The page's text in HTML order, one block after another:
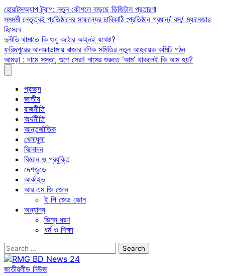
Skip
to
content
হোয়াটসঅ্যাপ ট্র্যাপ: নতুন কৌশলে বাড়ছে ডিজিটাল প্রতারণা
সমমর্মী নেতৃত্বই প্রতিষ্ঠানের সাফল্যের চাবিকাঠি :প্রতিষ্ঠান প্রধান/ বস/ ম্যানেজার
হিসেবে
দুর্নীতি থামাতে কি শুধু কঠোর আইনই যথেষ্ট?
ফরিদপুরের আলফাডাঙ্গায় বাজার বণিক সমিতির নতুন আহ্বায়ক কমিটি গঠন
আমড়া : দামে সস্তা, গুণে সেরা! নামের শুরুতে ‘আম’ থাকলেই কি আম হয়?
প্রচ্ছদ
জাতীয়
রাজনীতি
অর্থনীতি
আন্তর্জাতিক
খেলাধুলা
বিনোদন
বিজ্ঞান ও প্রযুক্তি
দেশজুড়ে
আর্কাইভ
আর এম জি জোন
ই পি জেড জোন
অন্যান্য
ভিন্ন ধরণ
ধর্ম ও শিক্ষা
Search
for:
জাতীয়লীড নিউজ